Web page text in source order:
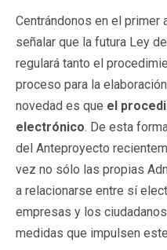
Centrándonos en el primer
señalar que la futura Ley
regulará tanto el
proceso para la
novedad es que el
electrónico. De esta
del Anteproyecto
vez no sólo las propias
a relacionarse entre sí
empresas y los
medidas que impulsen